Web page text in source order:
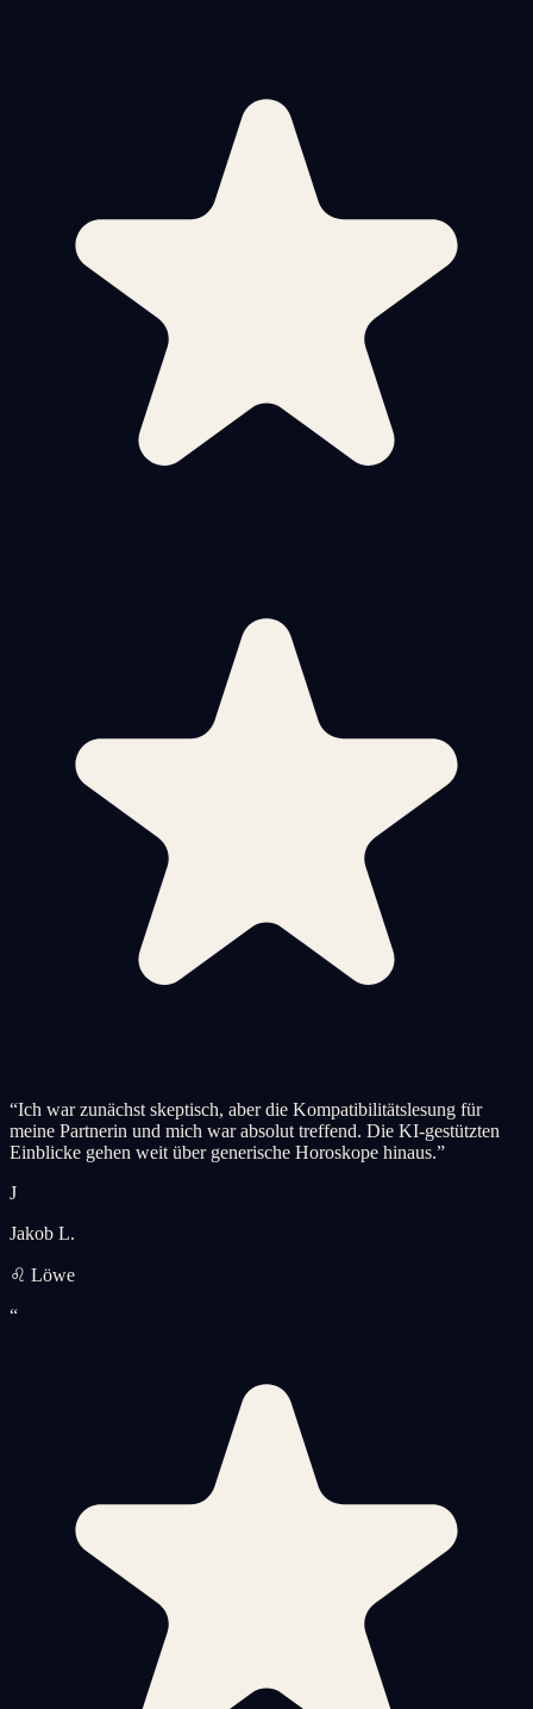
“Ich war zunächst skeptisch, aber die Kompatibilitätslesung für
meine Partnerin und mich war absolut treffend. Die KI-gestützten
Einblicke gehen weit über generische Horoskope hinaus.”
J
Jakob L.
♌ Löwe
“